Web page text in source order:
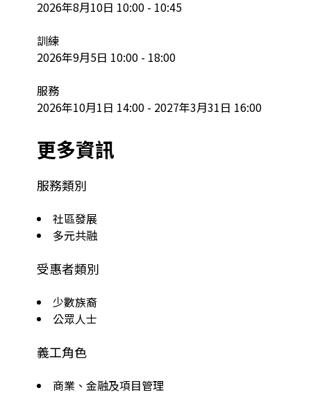
2026年8月10日 10:00 - 10:45
訓練
2026年9月5日 10:00 - 18:00
服務
2026年10月1日 14:00 - 2027年3月31日 16:00
更多資訊
服務類別
社區發展
多元共融
受惠者類別
少數族裔
公眾人士
義工角色
商業、金融及項目管理